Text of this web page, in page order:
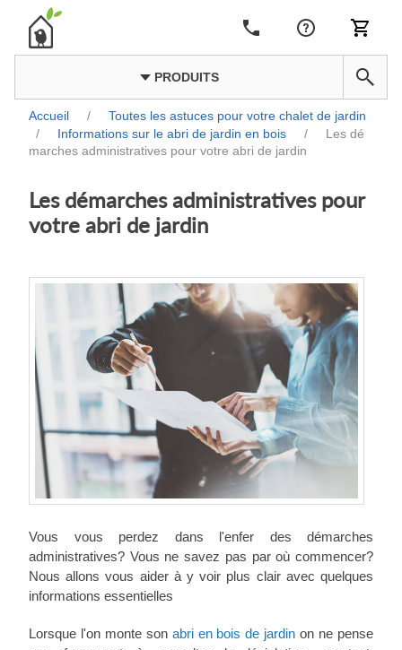
PRODUITS
Accueil /
Toutes les astuces pour votre chalet de jardin
/
Informations sur le abri de jardin en bois /
Les dé
marches administratives pour votre abri de jardin
Les démarches administratives pour
votre abri de jardin
Vous vous perdez dans l'enfer des démarches
administratives? Vous ne savez pas par où commencer?
Nous allons vous aider à y voir plus clair avec quelques
informations essentielles
Lorsque l'on monte son abri en bois de jardin on ne pense